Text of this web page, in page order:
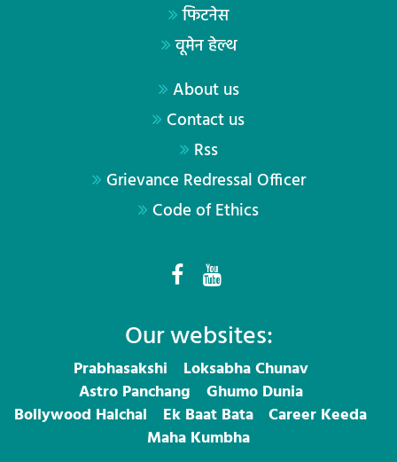
फिटनेस
वूमेन हेल्थ
About us
Contact us
Rss
Grievance Redressal Officer
Code of Ethics
Our websites:
Prabhasakshi
Loksabha Chunav
Astro Panchang
Ghumo Dunia
Bollywood Halchal
Ek Baat Bata
Career Keeda
Maha Kumbha